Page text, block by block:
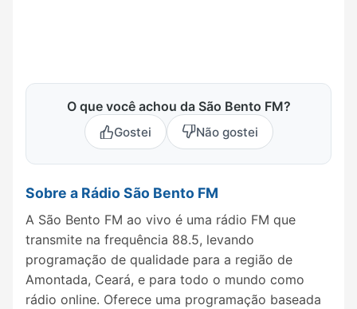
O que você achou da São Bento FM?
Gostei Não gostei
Sobre a Rádio São Bento FM
A São Bento FM ao vivo é uma rádio FM que
transmite na frequência 88.5, levando
programação de qualidade para a região de
Amontada, Ceará, e para todo o mundo como
rádio online. Oferece uma programação baseada